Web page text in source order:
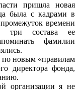
пришла новая
была с кадрами в
времени
три состава ее
фамилии
по новым «правилам
директора фонда,
организации я не